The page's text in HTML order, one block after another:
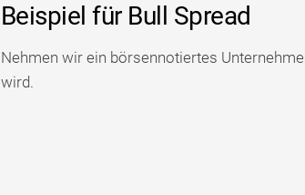
Beispiel für Bull Spread
Nehmen wir ein börsennotiertes
wird.